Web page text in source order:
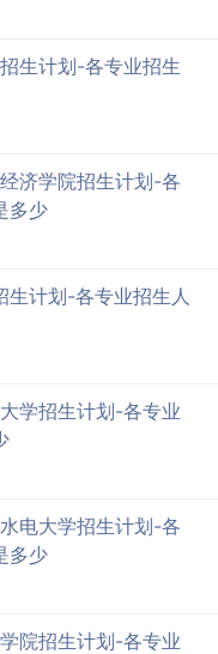
生计划-各专业招生
济学院招生计划-各
多少
生计划-各专业招生人
学招生计划-各专业
电大学招生计划-各
多少
院招生计划-各专业